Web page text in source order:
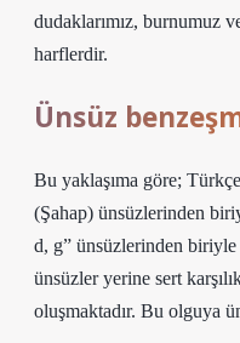
dudaklarımız, burnumuz
harflerdir.
Ünsüz
Bu yaklaşıma göre;
(Şahap) ünsüzlerinden
d, g” ünsüzlerinden
ünsüzler yerine sert
oluşmaktadır. Bu olguya